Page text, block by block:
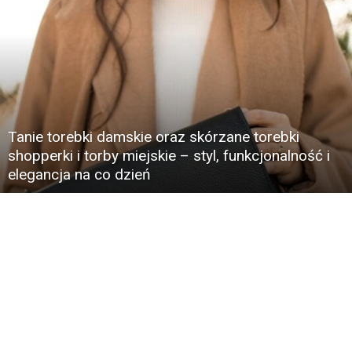
Tanie torebki damskie oraz skórzane torebki
shopperki i torby miejskie – styl, funkcjonalność i
elegancja na co dzień